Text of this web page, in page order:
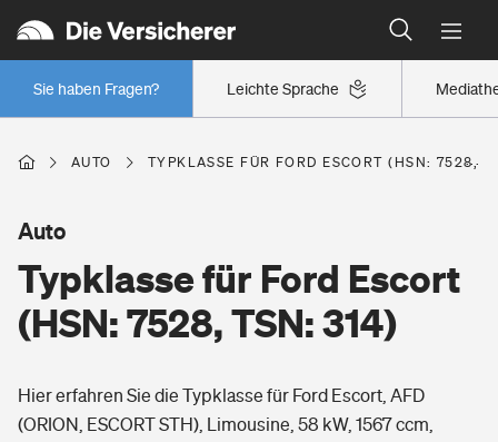
Leichte Sprache
Sie haben Fragen?
Wer versichert was: Jetzt Versicherer finden
Regionalklassen: So ist Ihre Region eingestuft
Wer versichert was: Jetzt Versicherer finden
Berufsunfähigkeitsversicherung
Erwerbsunfähigkeitsversicherung
Grundfähigkeitsversicherung
Wohnen
Freizeit
AUTO TYPKLASSE FÜR FORD ESCORT (HSN: 7528,
Typklasse für Ford Escort
(HSN: 7528, TSN: 314)
Auto
Hier erfahren Sie die Typklasse für Ford Escort, AFD
(ORION, ESCORT STH), Limousine, 58 kW, 1567 ccm,